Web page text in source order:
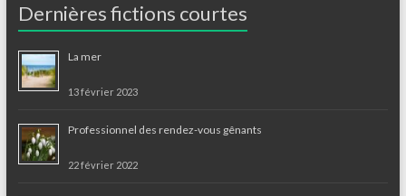
Dernières fictions courtes
La mer
13 février 2023
Professionnel des rendez-vous gênants
22 février 2022